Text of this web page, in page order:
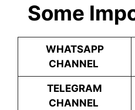
Some
WHATSAPP
CHANNEL
TELEGRAM
CHANNEL